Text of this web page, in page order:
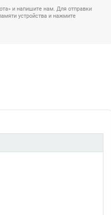
и напишите нам. Для отправки
устройства и нажмите